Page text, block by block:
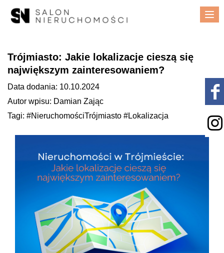
Trójmiasto: Jakie lokalizacje cieszą się
największym zainteresowaniem?
Data dodania: 10.10.2024
Autor wpisu: Damian Zając
Tagi: #NieruchomościTrójmiasto #Lokalizacja